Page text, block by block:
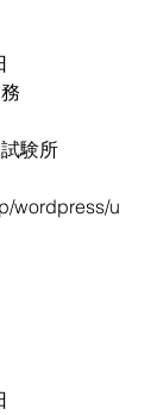
験所
wordpress/u